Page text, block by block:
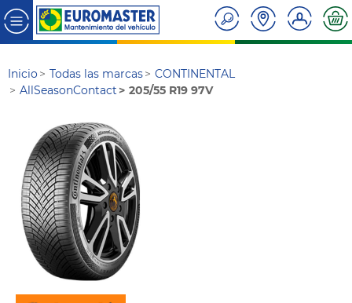
Inicio Todas las marcas
CONTINENTAL
AllSeasonContact
205/55 R19 97V